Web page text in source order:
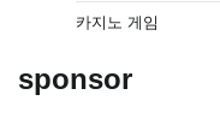
카지노 게임
sponsor